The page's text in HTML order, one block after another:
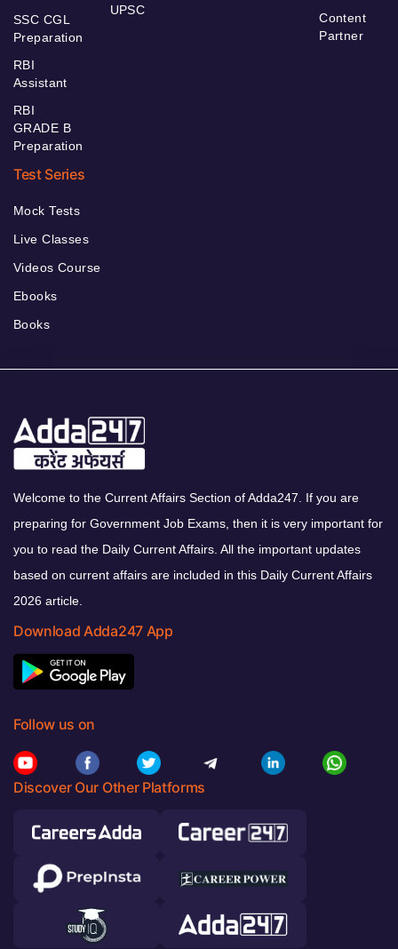
SSC CGL
Preparation
RBI
Assistant
RBI
GRADE B
Preparation
UPSC
Content
Partner
Test Series
Mock Tests
Live Classes
Videos Course
Ebooks
Books
Welcome to the Current Affairs Section of Adda247. If you are
preparing for Government Job Exams, then it is very important for
you to read the Daily Current Affairs. All the important updates
based on current affairs are included in this Daily Current Affairs
2026 article.
Download Adda247 App
Follow us on
Discover Our Other Platforms